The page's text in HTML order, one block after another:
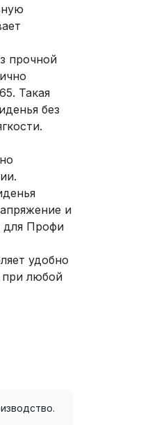
прочной
Такая
без
и
для Профи
удобно
при любой